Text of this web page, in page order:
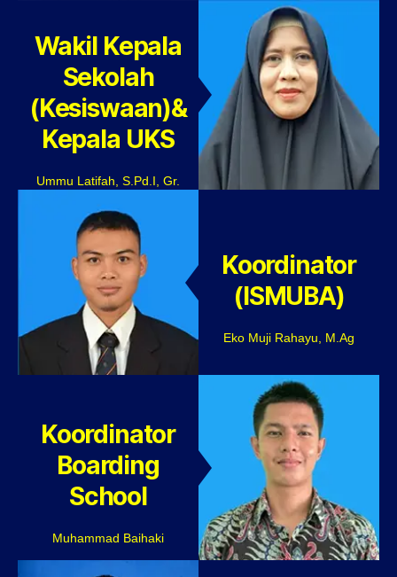
Wakil Kepala
Sekolah
(Kesiswaan)&
Kepala UKS
Ummu Latifah, S.Pd.I, Gr.
Koordinator
(ISMUBA)
Eko Muji Rahayu, M.Ag
Koordinator
Boarding
School
Muhammad Baihaki